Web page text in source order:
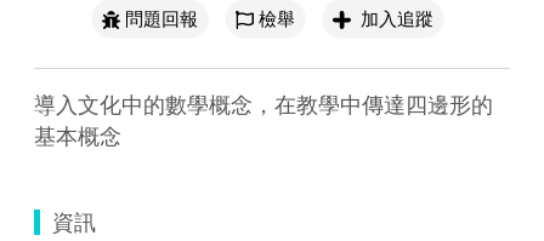
問題回報
檢舉 加入追蹤
導入文化中的數學概念，在教學中傳達四邊形的
基本概念
資訊